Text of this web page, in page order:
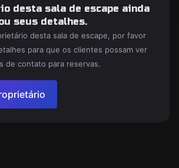
desta sala de escape ainda
seus detalhes.
desta sala de escape, por favor
para que os clientes possam ver
de contato para reservas.